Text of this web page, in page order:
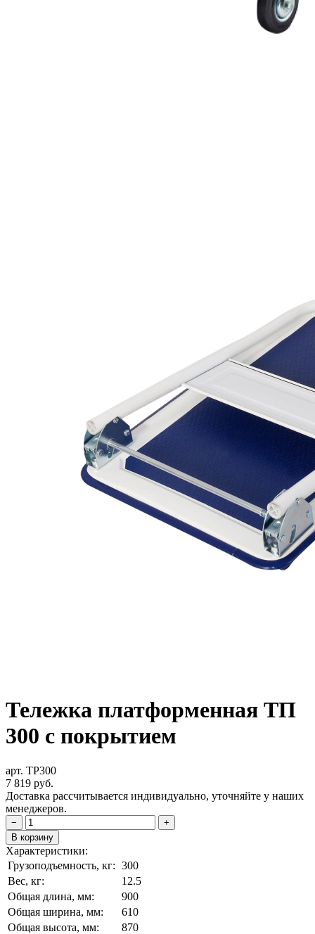
Тележка платформенная ТП
300 с покрытием
арт. TP300
7 819 руб.
Доставка рассчитывается индивидуально, уточняйте у наших
менеджеров.
−
+
В корзину
Характеристики:
Грузоподъемность, кг: 300
Вес, кг:
12.5
Общая длина, мм:
900
Общая ширина, мм:
610
Общая высота, мм:
870